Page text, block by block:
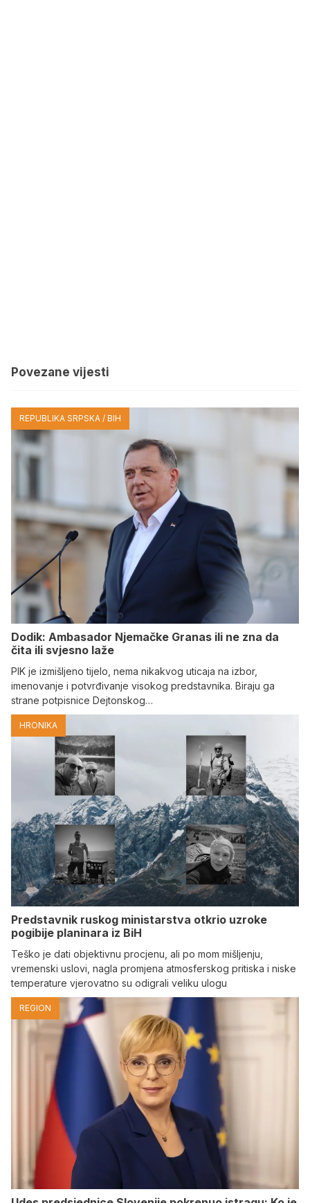
Povezane vijesti
REPUBLIKA SRPSKA / BIH
Dodik: Ambasador Njemačke Granas ili ne zna da
čita ili svjesno laže
PIK je izmišljeno tijelo, nema nikakvog uticaja na izbor,
imenovanje i potvrđivanje visokog predstavnika. Biraju ga
strane potpisnice Dejtonskog…
HRONIKA
Predstavnik ruskog ministarstva otkrio uzroke
pogibije planinara iz BiH
Teško je dati objektivnu procjenu, ali po mom mišljenju,
vremenski uslovi, nagla promjena atmosferskog pritiska i niske
temperature vjerovatno su odigrali veliku ulogu
REGION